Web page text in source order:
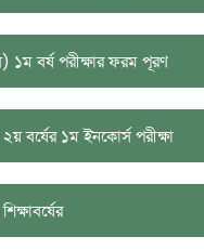
১ম বর্ষ পরীক্ষার ফরম পূরণ
বর্ষের ১ম ইনকোর্স পরীক্ষা